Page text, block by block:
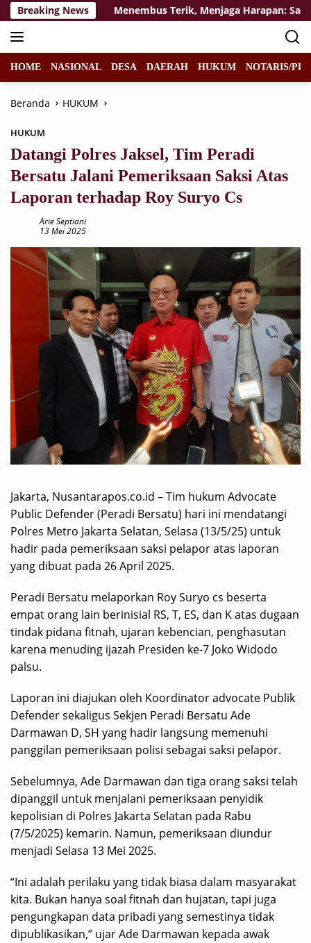
Langsung
ke
konten
Breaking News
Depan Menembus Terik, Menjaga Harapan: Satgas
HOME NASIONAL DESA DAERAH HUKUM NOTARIS/
Beranda HUKUM
HUKUM
Datangi Polres Jaksel, Tim Peradi
Bersatu Jalani Pemeriksaan Saksi Atas
Laporan terhadap Roy Suryo Cs
Arie Septiani
13 Mei 2025
Jakarta, Nusantarapos.co.id – Tim hukum Advocate
Public Defender (Peradi Bersatu) hari ini mendatangi
Polres Metro Jakarta Selatan, Selasa (13/5/25) untuk
hadir pada pemeriksaan saksi pelapor atas laporan
yang dibuat pada 26 April 2025.
Peradi Bersatu melaporkan Roy Suryo cs beserta
empat orang lain berinisial RS, T, ES, dan K atas dugaan
tindak pidana fitnah, ujaran kebencian, penghasutan
karena menuding ijazah Presiden ke-7 Joko Widodo
palsu.
Laporan ini diajukan oleh Koordinator advocate Publik
Defender sekaligus Sekjen Peradi Bersatu Ade
Darmawan D, SH yang hadir langsung memenuhi
panggilan pemeriksaan polisi sebagai saksi pelapor.
Sebelumnya, Ade Darmawan dan tiga orang saksi telah
dipanggil untuk menjalani pemeriksaan penyidik
kepolisian di Polres Jakarta Selatan pada Rabu
(7/5/2025) kemarin. Namun, pemeriksaan diundur
menjadi Selasa 13 Mei 2025.
“Ini adalah perilaku yang tidak biasa dalam masyarakat
kita. Bukan hanya soal fitnah dan hujatan, tapi juga
pengungkapan data pribadi yang semestinya tidak
dipublikasikan,” ujar Ade Darmawan kepada awak